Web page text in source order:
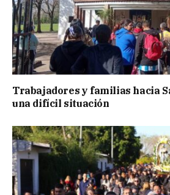
Trabajadores y familias hacia
una difícil situación